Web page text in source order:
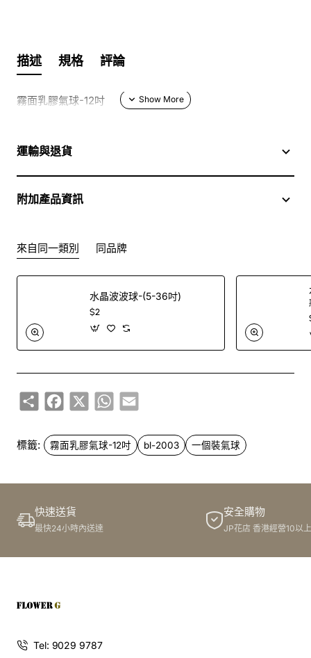
描述 規格 評論
霧面乳膠氣球-12吋
運輸與退貨
附加產品資訊
來自同一類別 同品牌
水晶波波球-(5-36吋)
$2
ShareFacebook
X WhatsApp
Email
標籤: 霧面乳膠氣球-12吋 bl-2003 一個裝氣球
快速送貨
最快24小時內送達
安全購物
JP花店 香港經營10以
Tel: 9029 9787